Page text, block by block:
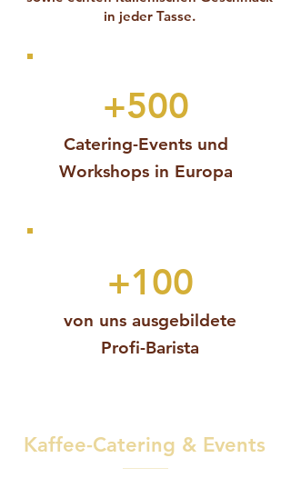
in jeder Tasse.
+500
Catering-Events und
Workshops in Europa
+100
von uns ausgebildete
Profi-Barista
Kaffee-Catering & Events